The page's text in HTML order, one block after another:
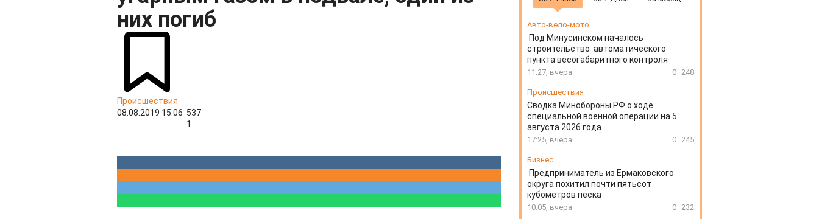
них погиб
Происшествия
08.08.2019 15:06 537
1
Авто-вело-мото
Под Минусинском началось
строительство автоматического
пункта весогабаритного контроля
11:27, вчера 0 248
Происшествия
Сводка Минобороны РФ о ходе
специальной военной операции на 5
августа 2026 года
17:25, вчера 0 245
Бизнес
Предприниматель из Ермаковского
округа похитил почти пятьсот
кубометров песка
10:05, вчера 0 232